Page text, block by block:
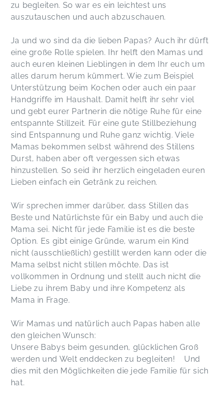
zu begleiten. So war es ein leichtest uns
auszutauschen und auch abzuschauen.
Ja und wo sind da die lieben Papas? Auch ihr dürft
eine große Rolle spielen. Ihr helft den Mamas und
auch euren kleinen Lieblingen in dem Ihr euch um
alles darum herum kümmert. Wie zum Beispiel
Unterstützung beim Kochen oder auch ein paar
Handgriffe im Haushalt. Damit helft ihr sehr viel
und gebt eurer Partnerin die nötige Ruhe für eine
entspannte Stillzeit. Für eine gute Stillbeziehung
sind Entspannung und Ruhe ganz wichtig. Viele
Mamas bekommen selbst während des Stillens
Durst, haben aber oft vergessen sich etwas
hinzustellen. So seid ihr herzlich eingeladen euren
Lieben einfach ein Getränk zu reichen.
Wir sprechen immer darüber, dass Stillen das
Beste und Natürlichste für ein Baby und auch die
Mama sei. Nicht für jede Familie ist es die beste
Option. Es gibt einige Gründe, warum ein Kind
nicht (ausschließlich) gestillt werden kann oder die
Mama selbst nicht stillen möchte. Das ist
vollkommen in Ordnung und stellt auch nicht die
Liebe zu ihrem Baby und ihre Kompetenz als
Mama in Frage.
Wir Mamas und natürlich auch Papas haben alle
den gleichen Wunsch:
Unsere Babys beim gesunden, glücklichen Groß
werden und Welt enddecken zu begleiten! Und
dies mit den Möglichkeiten die jede Familie für sich
hat.